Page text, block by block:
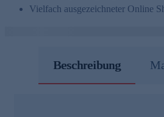
Vielfach ausgezeichneter Online
Beschreibung